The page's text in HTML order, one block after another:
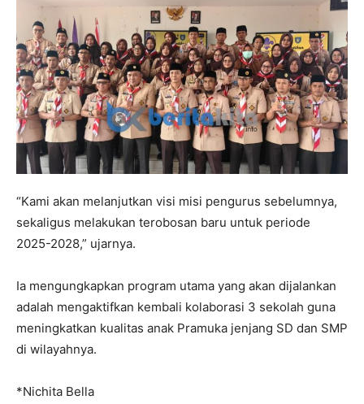
“Kami akan melanjutkan visi misi pengurus sebelumnya,
sekaligus melakukan terobosan baru untuk periode
2025-2028,” ujarnya.
Ia mengungkapkan program utama yang akan dijalankan
adalah mengaktifkan kembali kolaborasi 3 sekolah guna
meningkatkan kualitas anak Pramuka jenjang SD dan SMP
di wilayahnya.
*Nichita Bella